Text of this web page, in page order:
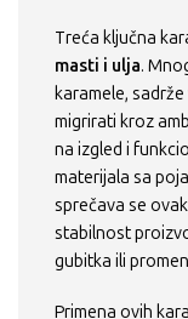
Treća ključna
masti i ulja.
karamele,
migrirati kroz
na izgled i
materijala sa
sprečava se
stabilnost
gubitka ili
Primena ovih